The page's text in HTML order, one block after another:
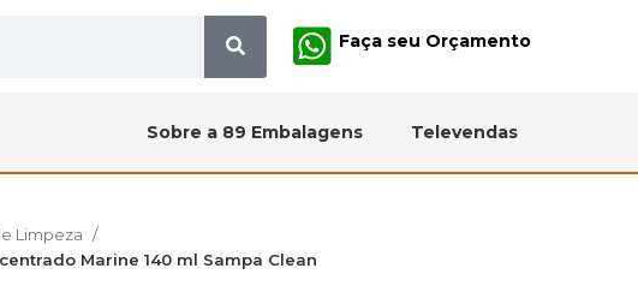
Faça seu Orçamento
Sobre a 89 Embalagens Televendas
Limpeza
Marine 140 ml Sampa Clean